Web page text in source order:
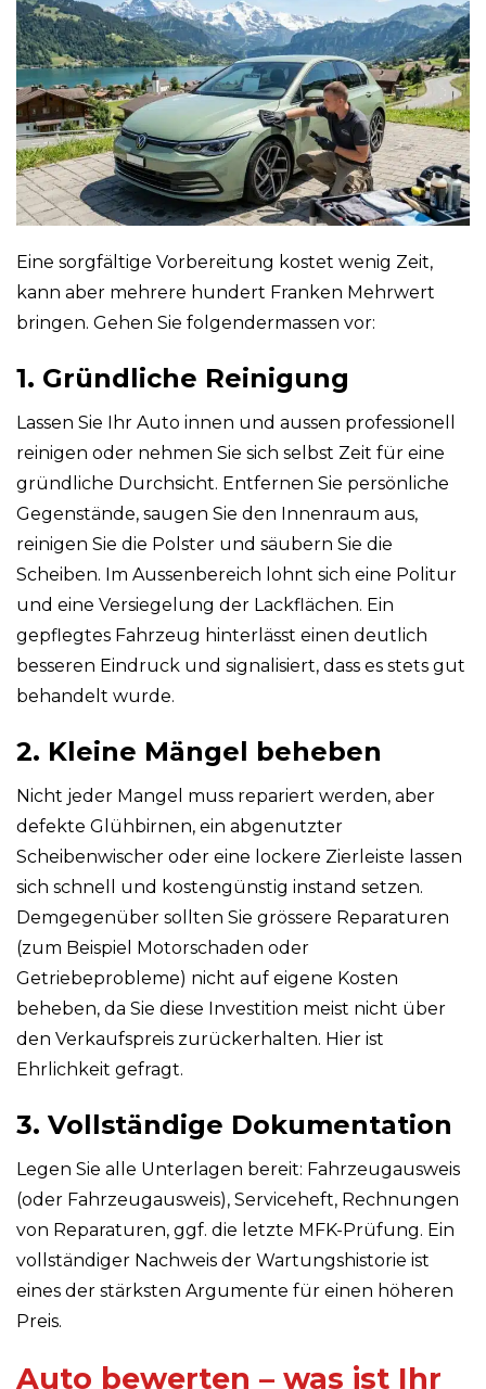
Eine sorgfältige Vorbereitung kostet wenig Zeit,
kann aber mehrere hundert Franken Mehrwert
bringen. Gehen Sie folgendermassen vor:
1. Gründliche Reinigung
Lassen Sie Ihr Auto innen und aussen professionell
reinigen oder nehmen Sie sich selbst Zeit für eine
gründliche Durchsicht. Entfernen Sie persönliche
Gegenstände, saugen Sie den Innenraum aus,
reinigen Sie die Polster und säubern Sie die
Scheiben. Im Aussenbereich lohnt sich eine Politur
und eine Versiegelung der Lackflächen. Ein
gepflegtes Fahrzeug hinterlässt einen deutlich
besseren Eindruck und signalisiert, dass es stets gut
behandelt wurde.
2. Kleine Mängel beheben
Nicht jeder Mangel muss repariert werden, aber
defekte Glühbirnen, ein abgenutzter
Scheibenwischer oder eine lockere Zierleiste lassen
sich schnell und kostengünstig instand setzen.
Demgegenüber sollten Sie grössere Reparaturen
(zum Beispiel Motorschaden oder
Getriebeprobleme) nicht auf eigene Kosten
beheben, da Sie diese Investition meist nicht über
den Verkaufspreis zurückerhalten. Hier ist
Ehrlichkeit gefragt.
3. Vollständige Dokumentation
Legen Sie alle Unterlagen bereit: Fahrzeugausweis
(oder Fahrzeugausweis), Serviceheft, Rechnungen
von Reparaturen, ggf. die letzte MFK-Prüfung. Ein
vollständiger Nachweis der Wartungshistorie ist
eines der stärksten Argumente für einen höheren
Preis.
Auto bewerten – was ist Ihr